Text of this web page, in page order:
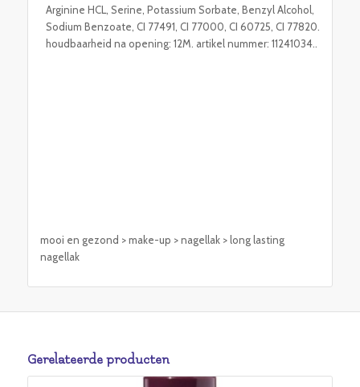
Arginine HCL, Serine, Potassium Sorbate, Benzyl Alcohol,
Sodium Benzoate, CI 77491, CI 77000, CI 60725, CI 77820.
houdbaarheid na opening: 12M. artikel nummer: 11241034..
mooi en gezond > make-up > nagellak > long lasting
nagellak
Gerelateerde producten